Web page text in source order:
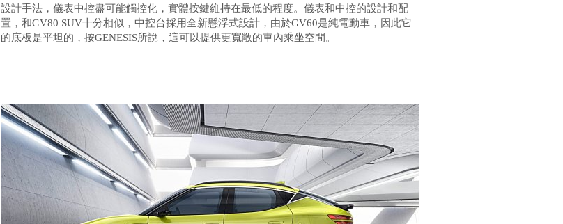
設計手法，儀表中控盡可能觸控化，實體按鍵維持在最低的程度。儀表和中控的設計和配
置，和GV80 SUV十分相似，中控台採用全新懸浮式設計，由於GV60是純電動車，因此它
的底板是平坦的，按GENESIS所說，這可以提供更寬敞的車內乘坐空間。